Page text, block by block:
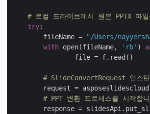
# 로컬 드라이브에서 원본 PPTX 파일
try:
    	fileName =
"/Users/
with open(fileName, 'rb' )
# SlideConvertRequest 인스
request =
# PPT 변환 프로세스를 시작합